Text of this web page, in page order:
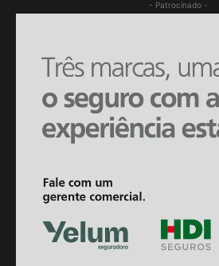
- Patrocinado -